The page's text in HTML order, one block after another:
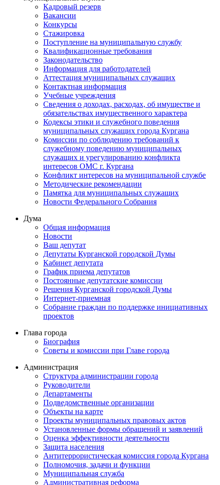
Кадровый резерв
Вакансии
Конкурсы
Стажировка
Поступление на муниципальную службу
Квалификационные требования
Законодательство
Информация для работодателей
Аттестация муниципальных служащих
Контактная информация
Учебные учреждения
Сведения о доходах, расходах, об имуществе и
обязательствах имущественного характера
Кодексы этики и служебного поведения
муниципальных служащих города Кургана
Комиссии по соблюдению требований к
служебному поведению муниципальных
служащих и урегулированию конфликта
интересов ОМС г. Кургана
Конфликт интересов на муниципальной службе
Методические рекомендации
Памятка для муниципальных служащих
Новости Федерального Cобрания
Дума
Общая информация
Новости
Ваш депутат
Депутаты Курганской городской Думы
Кабинет депутата
График приема депутатов
Постоянные депутатские комиссии
Решения Курганской городской Думы
Интернет-приемная
Собрание граждан по поддержке инициативных
проектов
Глава города
Биография
Советы и комиссии при Главе города
Администрация
Структура администрации города
Руководители
Департаменты
Подведомственные организации
Объекты на карте
Проекты муниципальных правовых актов
Установленные формы обращений и заявлений
Оценка эффективности деятельности
Защита населения
Антитеррористическая комиссия города Кургана
Полномочия, задачи и функции
Муниципальная служба
Административная реформа